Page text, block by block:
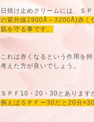
日焼け止めクリームには、Ｓ
の紫外線2900Å～3200Å)赤く
肌を守る事です。
これは赤くなるという作用を
考えた方が良いでしょう。
ＳＰＦ10・20・30とあります
例えばＳＰＦー30だと20分